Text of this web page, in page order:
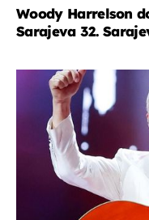
Woody Harrelson
Sarajeva 32.